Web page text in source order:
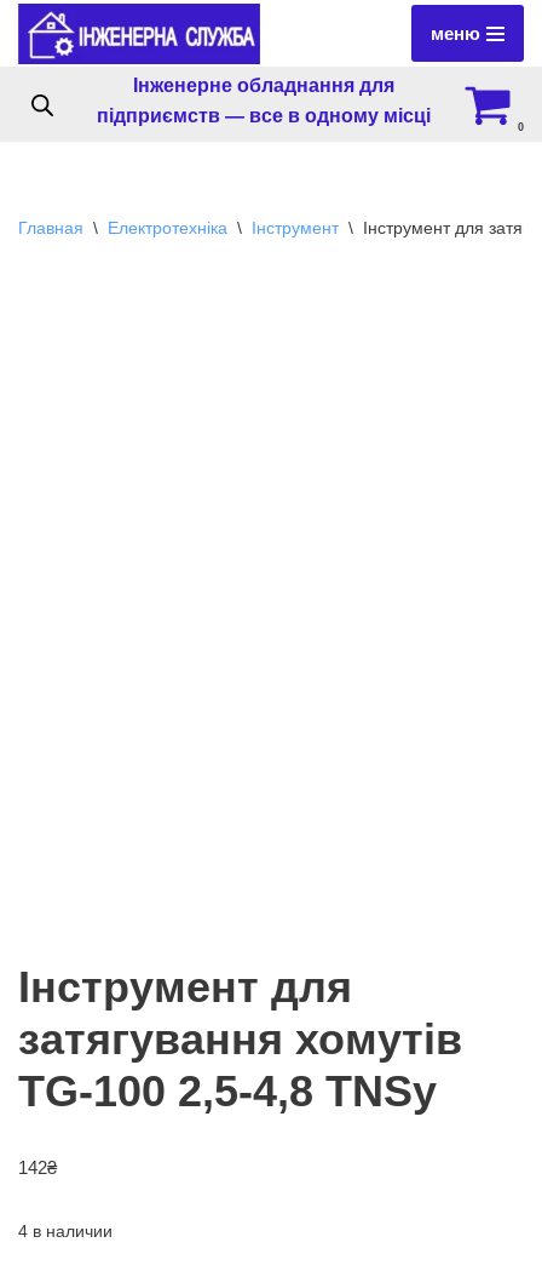
Перейти
содержимому
меню
Інженерне обладнання для
підприємств — все в одному місці
0
Главная \ Електротехніка \ Інструмент \ Інструмент для
Інструмент для
затягування хомутів
TG-100 2,5-4,8 TNSy
142₴
4 в наличии